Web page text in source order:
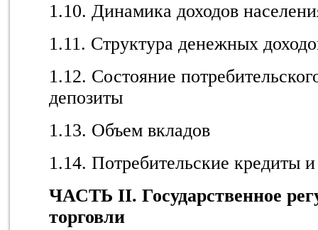
1.10. Динамика доходов
1.11. Структура денежных
1.12. Состояние
депозиты
1.13. Объем вкладов
1.14. Потребительские кредиты
ЧАСТЬ II. Государственное
торговли